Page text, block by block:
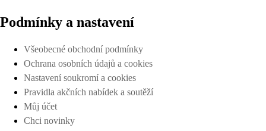
Podmínky a nastavení
Všeobecné obchodní podmínky
Ochrana osobních údajů a cookies
Nastavení soukromí a cookies
Pravidla akčních nabídek a soutěží
Můj účet
Chci novinky